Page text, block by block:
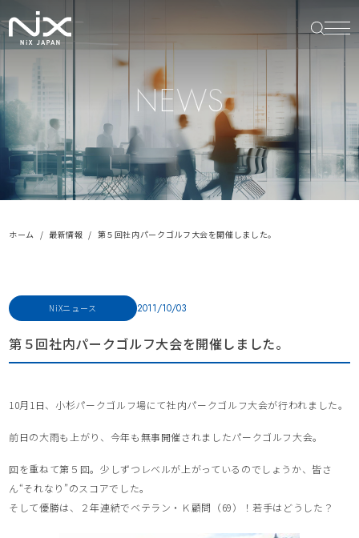
NEWS
ホーム 最新情報 第５回社内パークゴルフ大会を開催しました。
NiXニュース 2011/10/03
第５回社内パークゴルフ大会を開催しました。
10月1日、小杉パークゴルフ場にて社内パークゴルフ大会が行われました。
前日の大雨も上がり、今年も無事開催されましたパークゴルフ大会。
回を重ねて第５回。少しずつレベルが上がっているのでしょうか、皆さ
ん“それなり”のスコアでした。
そして優勝は、２年連続でベテラン・Ｋ顧問（69）！若手はどうした？